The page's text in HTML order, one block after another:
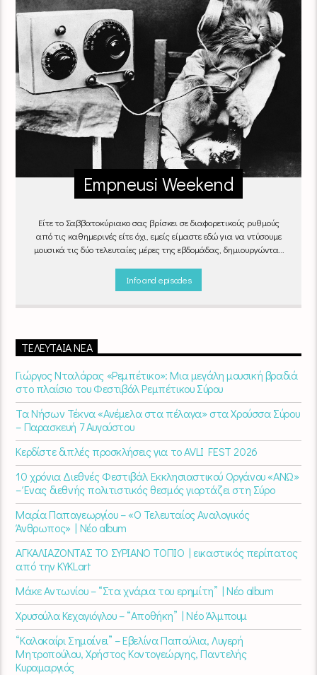
Empneusi Weekend
Είτε το Σαββατοκύριακο σας βρίσκει σε διαφορετικούς ρυθμούς
από τις καθημερινές είτε όχι, εμείς είμαστε εδώ για να ντύσουμε
μουσικά τις δύο τελευταίες μέρες της εβδομάδας, δημιουργώντας
Info and episodes
ΤΕΛΕΥΤΑΊΑ ΝΈΑ
Γιώργος Νταλάρας «Ρεμπέτικο»: Μια μεγάλη μουσική βραδιά
στο πλαίσιο του Φεστιβάλ Ρεμπέτικου Σύρου
Τα Νήσων Τέκνα «Ανέμελα στα πέλαγα» στα Χρούσσα Σύρου
– Παρασκευή 7 Αυγούστου
Κερδίστε διπλές προσκλήσεις για το AVLI FEST 2026
10 χρόνια Διεθνές Φεστιβάλ Εκκλησιαστικού Οργάνου «ΑΝΩ»
– Ένας διεθνής πολιτιστικός θεσμός γιορτάζει στη Σύρο​
Μαρία Παπαγεωργίου – «Ο Τελευταίος Αναλογικός
Άνθρωπος» | Νέο album
ΑΓΚΑΛΙΑΖΟΝΤΑΣ ΤΟ ΣΥΡΙΑΝΟ ΤΟΠΙΟ | εικαστικός περίπατος
από την KYKLart
Μάκε Αντωνίου – “Στα χνάρια του ερημίτη” | Νέο album
Χρυσούλα Κεχαγιόγλου – “Αποθήκη” | Νέο Άλμπουμ
“Καλοκαίρι Σημαίνει” – Εβελίνα Παπούλια, Λυγερή
Μητροπούλου, Χρήστος Κοντογεώργης, Παντελής
Κυραμαργιός